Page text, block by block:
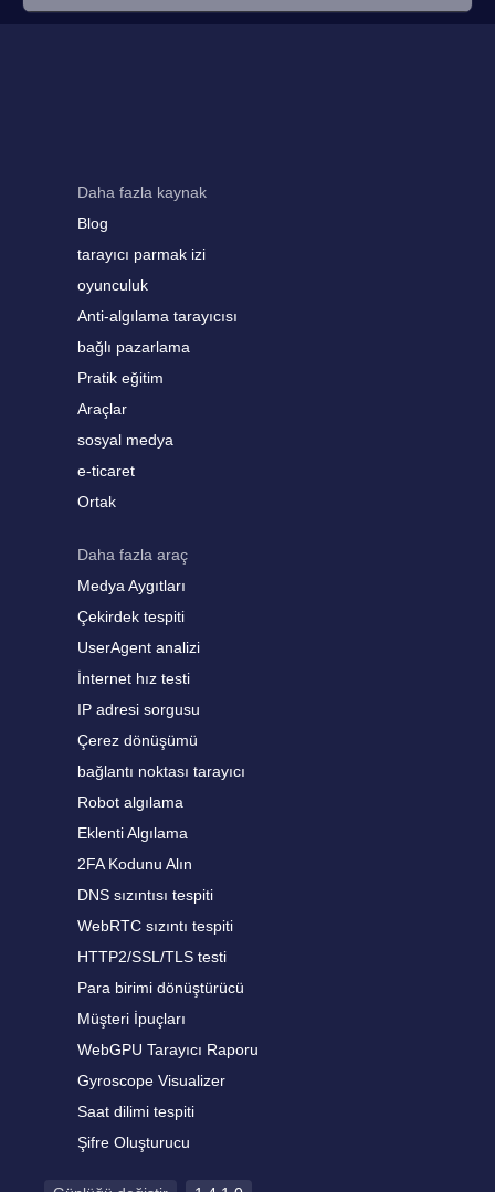
Daha fazla kaynak
Blog
tarayıcı parmak izi
oyunculuk
Anti-algılama tarayıcısı
bağlı pazarlama
Pratik eğitim
Araçlar
sosyal medya
e-ticaret
Ortak
Daha fazla araç
Medya Aygıtları
Çekirdek tespiti
UserAgent analizi
İnternet hız testi
IP adresi sorgusu
Çerez dönüşümü
bağlantı noktası tarayıcı
Robot algılama
Eklenti Algılama
2FA Kodunu Alın
DNS sızıntısı tespiti
WebRTC sızıntı tespiti
HTTP2/SSL/TLS testi
Para birimi dönüştürücü
Müşteri İpuçları
WebGPU Tarayıcı Raporu
Gyroscope Visualizer
Saat dilimi tespiti
Şifre Oluşturucu